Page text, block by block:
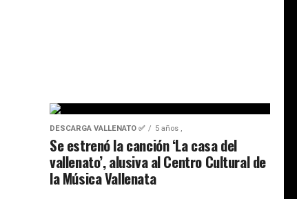
DESCARGA VALLENATO ✅ 5 años ,
Se estrenó la canción ‘La casa del
vallenato’, alusiva al Centro Cultural de
la Música Vallenata